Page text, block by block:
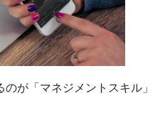
が「マネジメントスキル」